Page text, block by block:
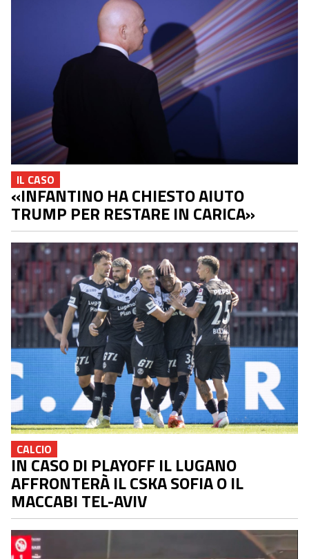
IL CASO
«INFANTINO HA CHIESTO AIUTO
TRUMP PER RESTARE IN CARICA»
CALCIO
IN CASO DI PLAYOFF IL LUGANO
AFFRONTERÀ IL CSKA SOFIA O IL
MACCABI TEL-AVIV